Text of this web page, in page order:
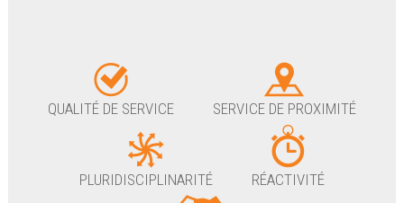
QUALITÉ DE SERVICE SERVICE DE PROXIMITÉ
PLURIDISCIPLINARITÉ RÉACTIVITÉ